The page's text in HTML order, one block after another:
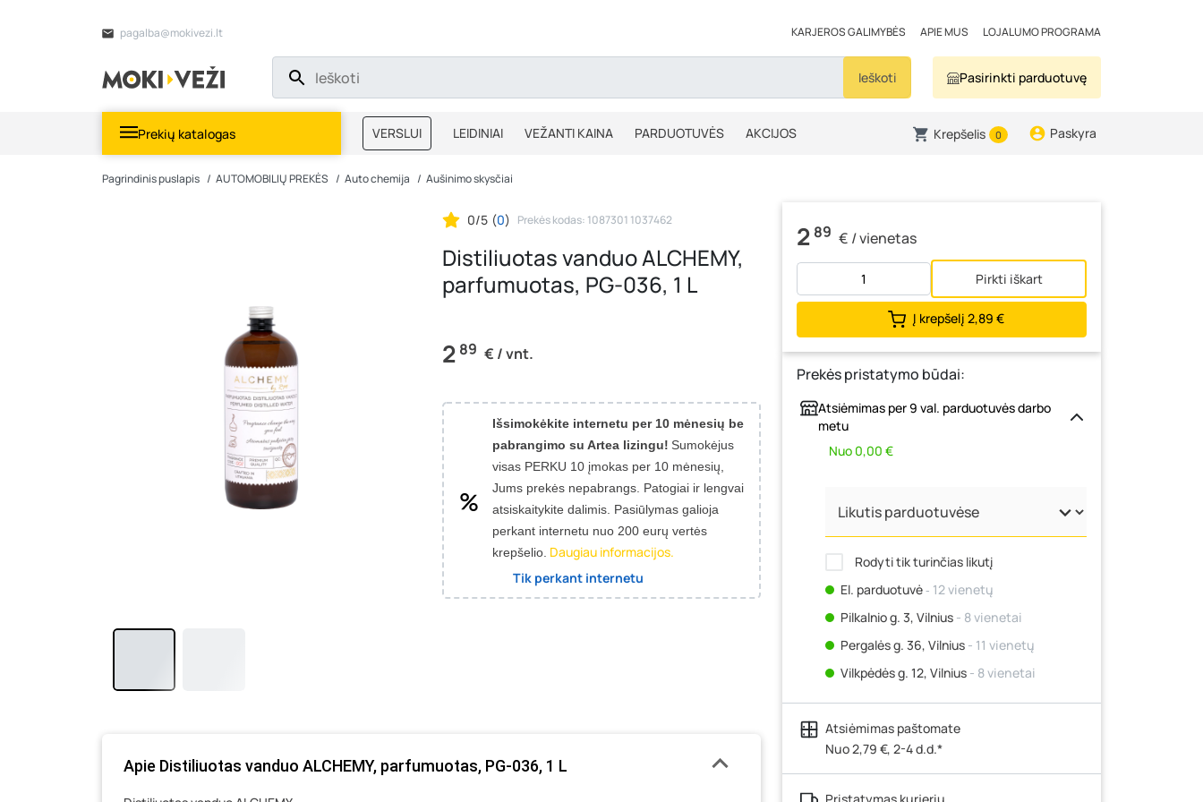
pagalba@mokivezi.lt KARJEROS GALIMYBĖS APIE MUS LOJALUMO PROGRAMA
Ieškoti Pasirinkti parduotuvę
Prekių katalogas VERSLUI LEIDINIAI VEŽANTI KAINA PARDUOTUVĖS AKCIJOS
MOKIBLOGAS IŠPARDAVIMAS
Krepšelis 0 Paskyra
Pagrindinis puslapis AUTOMOBILIŲ PREKĖS Auto chemija Aušinimo skysčiai
0/5 (0) Prekės kodas: 1087301 1037462
Distiliuotas vanduo ALCHEMY,
parfumuotas, PG-036, 1 L
2 89 € / vnt.
Išsimokėkite internetu per 10 mėnesių be
pabrangimo su Artea lizingu! Sumokėjus
visas PERKU 10 įmokas per 10 mėnesių,
Jums prekės nepabrangs. Patogiai ir lengvai
atsiskaitykite dalimis. Pasiūlymas galioja
perkant internetu nuo 200 eurų vertės
krepšelio. Daugiau informacijos.
Tik perkant internetu
Apie Distiliuotas vanduo ALCHEMY, parfumuotas, PG-036, 1 L
2 89 € / vienetas
Pirkti iškart
Į krepšelį 2,89 €
Prekės pristatymo būdai:
Atsiėmimas per 9 val. parduotuvės darbo
metu
Nuo 0,00 €
Rodyti tik turinčias likutį
El. parduotuvė‐ 12 vienetų
Pilkalnio g. 3, Vilnius - 8 vienetai
Pergalės g. 36, Vilnius - 11 vienetų
Vilkpėdės g. 12, Vilnius - 8 vienetai
Ateities g. 15, Vilnius- 8 vienetai
Kauno r., Narsiečių k., Vytauto g. 183,
Kaunas- 17 vienetų
Šilutės pl. 83A, Klaipėda- 0 vienetų
Atsiėmimas paštomate
Nuo 2,79 €, 2-4 d.d.*